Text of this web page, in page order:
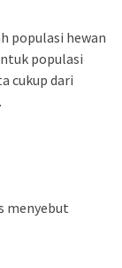
populasi hewan
populasi
cukup dari
menyebut